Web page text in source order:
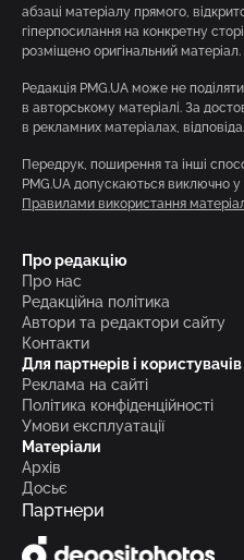
абзаці матеріалу прямого,
гіперпосилання на конкретну
розміщено оригінальний матеріал.
Редакція PMG.UA може не
в авторському матеріалі. За
в рекламних матеріалах,
Передрук, поширення та інші
PMG.UA допускаються виключно
Правилами використання
Про редакцію
Про нас
Редакційна політика
Автори та редактори сайту
Контакти
Для партнерів і користувачів
Реклама на сайті
Політика конфіденційності
Умови експлуатації
Матеріали
Архів
Досьє
Партнери